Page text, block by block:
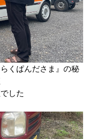
くぱんださま』の秘
した